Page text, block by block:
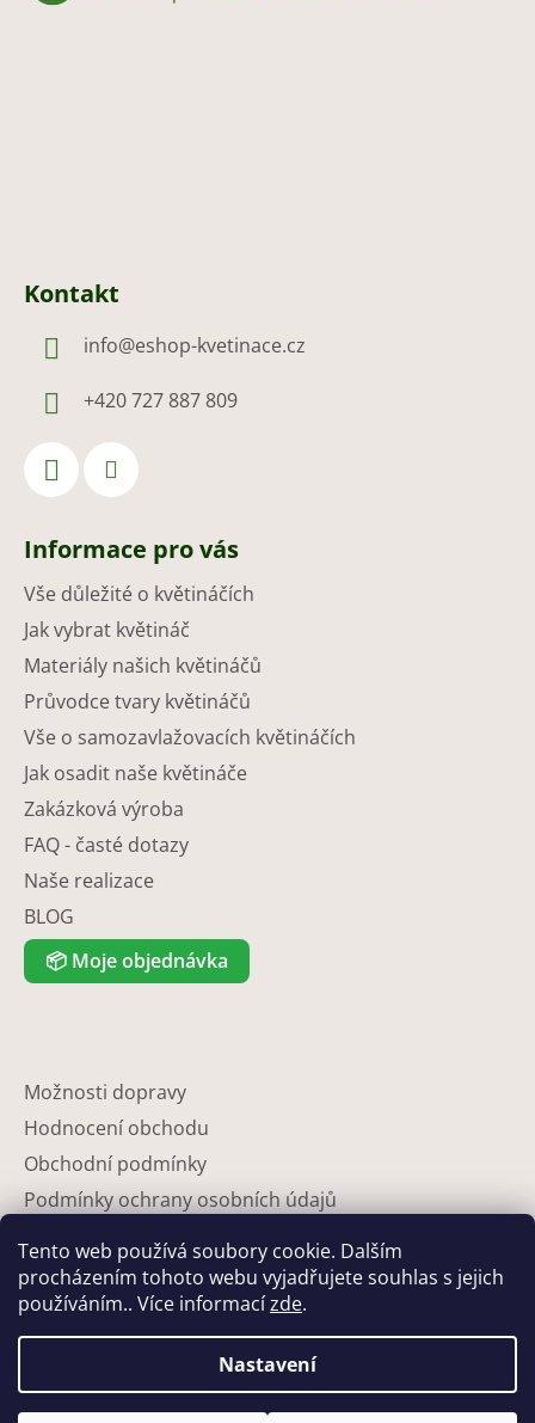
Tento web používá soubory cookie. Dalším
procházením tohoto webu vyjadřujete souhlas s jejich
používáním.. Více informacízde.
Nastavení
Kontakt
info@eshop-kvetinace.cz
+420 727 887 809
Informace pro vás
Vše důležité o květináčích
Jak vybrat květináč
Materiály našich květináčů
Průvodce tvary květináčů
Vše o samozavlažovacích květináčích
Jak osadit naše květináče
Zakázková výroba
FAQ - časté dotazy
Naše realizace
BLOG
📦 Moje objednávka
Možnosti dopravy
Hodnocení obchodu
Obchodní podmínky
Podmínky ochrany osobních údajů
Partneři
Kontakty